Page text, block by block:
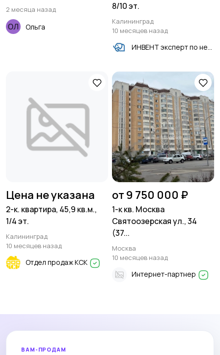
2 месяца назад
Ольга
8/10 эт.
Калининград
10 месяцев назад
ИНВЕНТ эксперт по недвижимости
Цена не указана
2-к. квартира, 45,9 кв.м.,
1/4 эт.
Калининград
10 месяцев назад
Отдел продаж КСК
от 9 750 000 ₽
1-к кв. Москва
Святоозерская ул., 34
(37...
Москва
10 месяцев назад
Интернет-партнер
ВАМ-ПРОДАМ